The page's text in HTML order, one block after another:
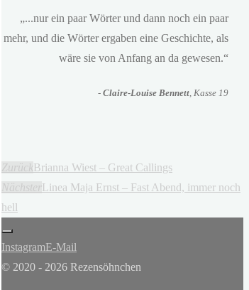
„...nur ein paar Wörter und dann noch ein paar
mehr, und die Wörter ergaben eine Geschichte, als
wäre sie von Anfang an da gewesen.“
- Claire-Louise Bennett, Kasse 19
ZurückBrianna Wiest – Great Callings
NächsterLinea Maja Ernst – Fast Abend, immer noch
hell
InstagramE-Mail
© 2020 - 2026 Rezensöhnchen